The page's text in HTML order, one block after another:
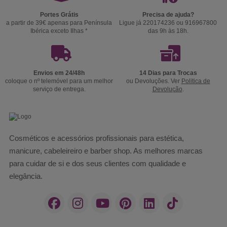
Portes Grátis
a partir de 39€ apenas para Península
Ibérica exceto Ilhas *
Precisa de ajuda?
Ligue já 220174236 ou 916967800
das 9h às 18h.
Envios em 24/48h
coloque o nº telemóvel para um melhor
serviço de entrega.
14 Dias para Trocas
ou Devoluções. Ver Politica de
Devolução.
Cosméticos e acessórios profissionais para estética,
manicure, cabeleireiro e barber shop. As melhores marcas
para cuidar de si e dos seus clientes com qualidade e
elegância.